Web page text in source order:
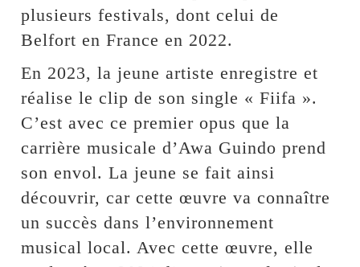
plusieurs festivals, dont celui de
Belfort en France en 2022.
En 2023, la jeune artiste enregistre et
réalise le clip de son single « Fiifa ».
C’est avec ce premier opus que la
carrière musicale d’Awa Guindo prend
son envol. La jeune se fait ainsi
découvrir, car cette œuvre va connaître
un succès dans l’environnement
musical local. Avec cette œuvre, elle